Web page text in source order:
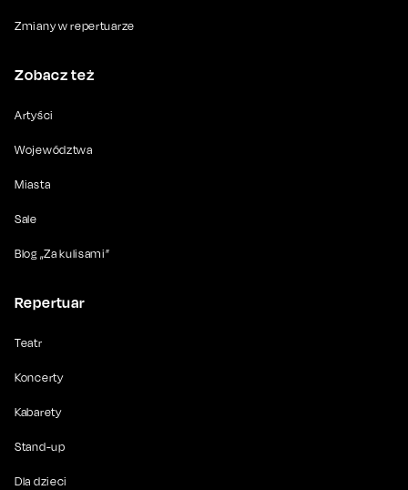
Zmiany w repertuarze
Zobacz też
Artyści
Województwa
Miasta
Sale
Blog „Za kulisami”
Repertuar
Teatr
Koncerty
Kabarety
Stand-up
Dla dzieci